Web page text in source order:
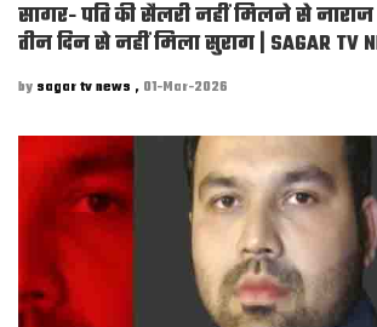
सागर- पति की सैलरी नहीं मिलने से नाराज
तीन दिन से नहीं मिला सुराग | SAGAR TV
by sagar tv news , 01-Mar-2026